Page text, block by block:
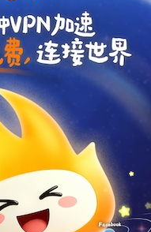
支持 [0] 反对[0]
支持[0] 反对
支持[0] 反对[0]